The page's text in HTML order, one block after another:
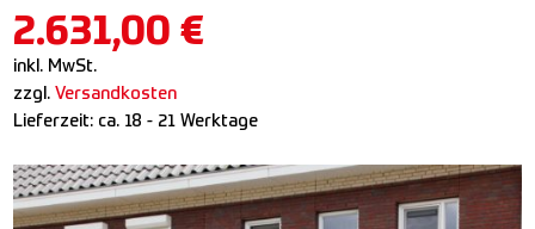
2.631,00 €
inkl. MwSt.
zzgl.Versandkosten
Lieferzeit: ca. 18 - 21 Werktage